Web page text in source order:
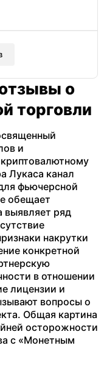
о
торговли
и
Лукаса канал
фьючерсной
обещает
выявляет ряд
накрутки
конкретной
в отношении
лицензии и
вопросы о
Общая картина
осторожности
с «Монетным